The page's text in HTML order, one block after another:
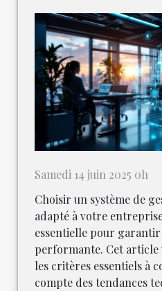
Samedi 14 juin 2025 0h
Choisir un système de
adapté à votre
essentielle pour
performante. Cet article
les critères essentiels à
compte des tendances